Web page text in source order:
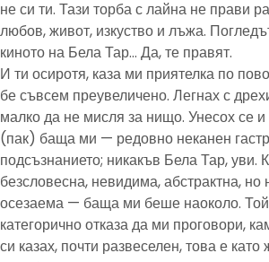
не си ти. Тази торба с лайна не прави
любов, живот, изкуство и лъжа.
киното на Бела Тар… Да, те правят.
И ти осиротя, каза ми приятелка по
бе съвсем преувеличено. Легнах с
малко да не мисля за нищо. Унесох се
(пак) баща ми — редовно неканен
подсъзнанието; никакъв Бела Тар, уви.
безсловесна, невидима, абстрактна,
осезаема — баща ми беше наоколо.
категорично отказа да ми проговори,
си казах, почти развеселен, това е